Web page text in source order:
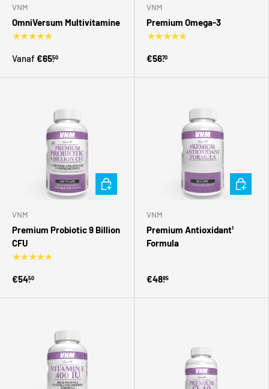
VNM
OmniVersum Multivitamine
★★★★★
Vanaf €65.50
VNM
Premium Omega-3
★★★★★
€56.70
VNM
Premium Probiotic 9 Billion
CFU
★★★★★
€54.50
Toevoegen aan winkelwagen
VNM
Premium Antioxidant¹
Formula
€48.85